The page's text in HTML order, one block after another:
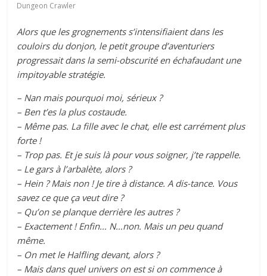
Dungeon Crawler
Alors que les grognements s’intensifiaient dans les
couloirs du donjon, le petit groupe d’aventuriers
progressait dans la semi-obscurité en échafaudant une
impitoyable stratégie.
– Nan mais pourquoi moi, sérieux ?
– Ben t’es la plus costaude.
– Même pas. La fille avec le chat, elle est carrément plus
forte !
– Trop pas. Et je suis là pour vous soigner, j’te rappelle.
– Le gars à l’arbalète, alors ?
– Hein ? Mais non ! Je tire à distance. A dis-tance. Vous
savez ce que ça veut dire ?
– Qu’on se planque derrière les autres ?
– Exactement ! Enfin… N…non. Mais un peu quand
même.
– On met le Halfling devant, alors ?
– Mais dans quel univers on est si on commence à